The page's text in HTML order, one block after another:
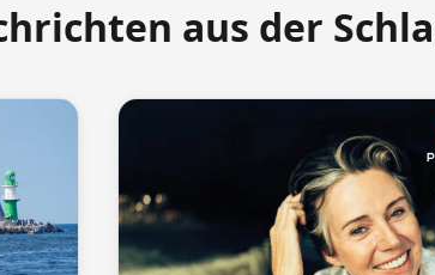
aus der